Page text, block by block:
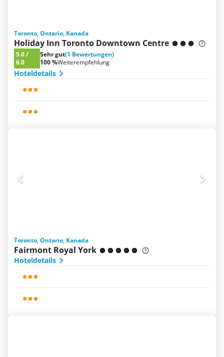
Toronto, Ontario, Kanada
Holiday Inn Toronto Downtown Centre
5.0/
6.0
Sehr gut(1 Bewertungen)
100 %Weiterempfehlung
Hoteldetails
Toronto, Ontario, Kanada
Fairmont Royal York
Hoteldetails